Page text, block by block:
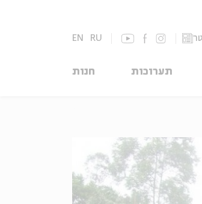
EN RU
תערוכות חנות